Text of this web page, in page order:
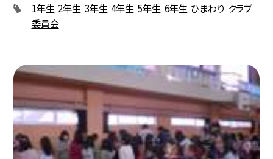
1年生 2年生 3年生 4年生 5年生 6年生 ひまわり クラブ
委員会